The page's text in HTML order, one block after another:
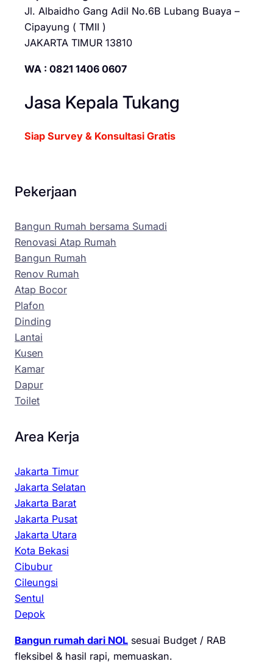
Jl. Albaidho Gang Adil No.6B Lubang Buaya –
Cipayung ( TMII )
JAKARTA TIMUR 13810
WA : 0821 1406 0607
Jasa Kepala Tukang
Siap Survey & Konsultasi Gratis
Pekerjaan
Bangun Rumah bersama Sumadi
Renovasi Atap Rumah
Bangun Rumah
Renov Rumah
Atap Bocor
Plafon
Dinding
Lantai
Kusen
Kamar
Dapur
Toilet
Area Kerja
Jakarta Timur
Jakarta Selatan
Jakarta Barat
Jakarta Pusat
Jakarta Utara
Kota Bekasi
Cibubur
Cileungsi
Sentul
Depok
Bangun rumah dari NOL sesuai Budget / RAB
fleksibel & hasil rapi, memuaskan.